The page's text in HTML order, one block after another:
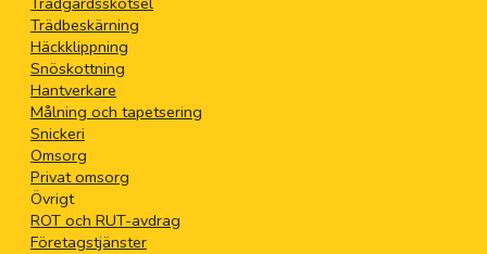
Trädbeskärning
Häckklippning
Snöskottning
Hantverkare
Målning och tapetsering
Snickeri
Omsorg
Privat omsorg
Övrigt
ROT och RUT-avdrag
Företagstjänster